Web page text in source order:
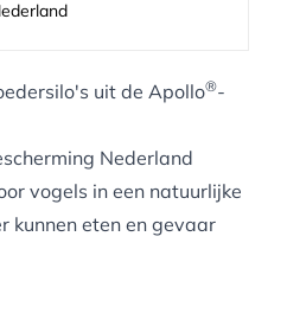
uit de Apollo®-
Nederland
vogels in een natuurlijke
kunnen eten en gevaar
zaden in de silo